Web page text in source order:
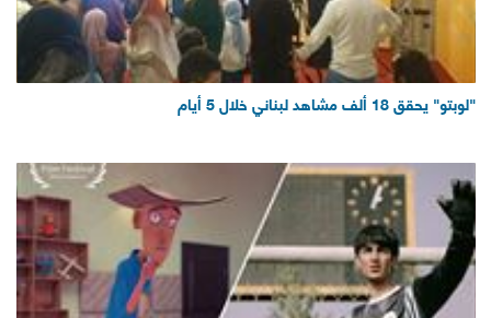
"لوبتو" يحقق 18 ألف مشاهد لبناني خلال 5 أيام